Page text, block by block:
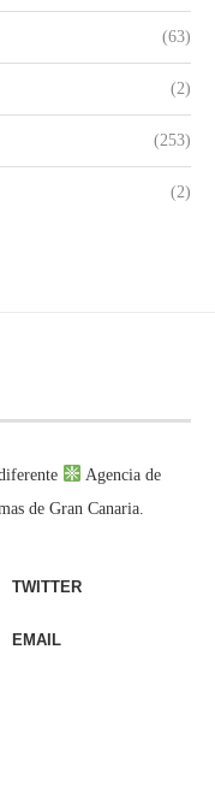
(63)
(2)
(253)
(2)
Agencia de
de Gran Canaria.
TWITTER
EMAIL